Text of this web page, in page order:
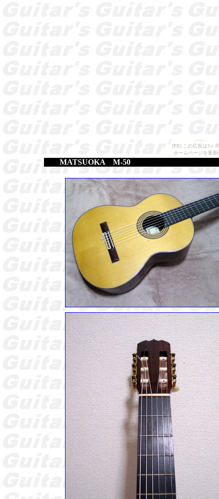
[PR] この広告は3ヶ
ホームページを更
MATSUOKA M-50